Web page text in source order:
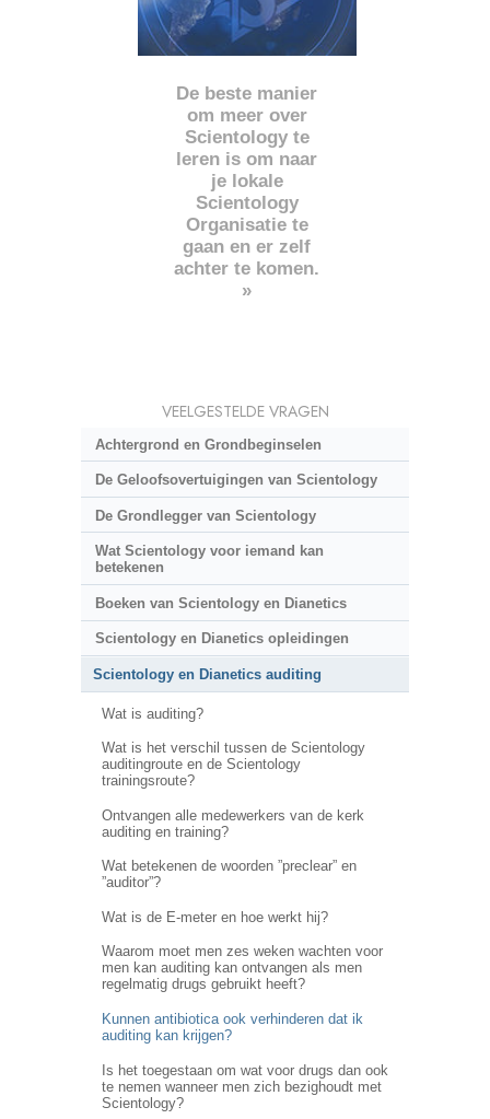
De beste manier
om meer over
Scientology te
leren is om naar
je lokale
Scientology
Organisatie te
gaan en er zelf
achter te komen.
»
VEELGESTELDE VRAGEN
Achtergrond en Grondbeginselen
De Geloofsovertuigingen van Scientology
De Grondlegger van Scientology
Wat Scientology voor iemand kan
betekenen
Boeken van Scientology en Dianetics
Scientology en Dianetics opleidingen
Scientology en Dianetics auditing
Wat is auditing?
Wat is het verschil tussen de Scientology
auditingroute en de Scientology
trainingsroute?
Ontvangen alle medewerkers van de kerk
auditing en training?
Wat betekenen de woorden ”preclear” en
”auditor”?
Wat is de E-meter en hoe werkt hij?
Waarom moet men zes weken wachten voor
men kan auditing kan ontvangen als men
regelmatig drugs gebruikt heeft?
Kunnen antibiotica ook verhinderen dat ik
auditing kan krijgen?
Is het toegestaan om wat voor drugs dan ook
te nemen wanneer men zich bezighoudt met
Scientology?